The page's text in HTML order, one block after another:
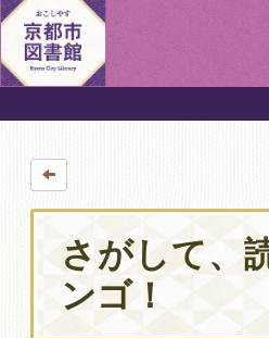
さがして、
ンゴ！